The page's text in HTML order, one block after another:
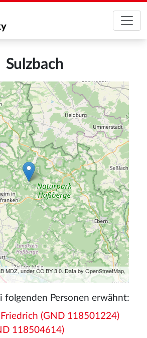
Sulzbach
MDZ, under CC BY 3.0. Data by OpenStreetMap,
folgenden Personen erwähnt:
(GND 118501224)
118504614)